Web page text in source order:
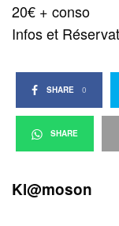
20€ + conso
Infos et
SHARE 0
SHARE
Kl@moson